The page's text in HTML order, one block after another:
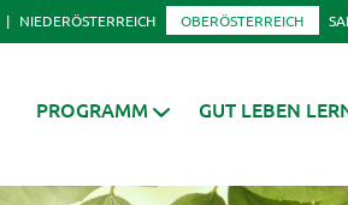
NIEDERÖSTERREICH OBERÖSTERREICH
PROGRAMM GUT LEBEN